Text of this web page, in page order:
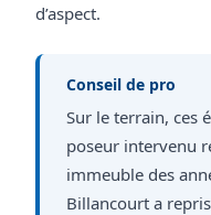
d’aspect.
Conseil de pro
Sur le terrain, ces
poseur intervenu
immeuble des
Billancourt a